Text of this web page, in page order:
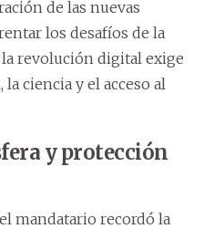
de las nuevas
los desafíos de la
revolución digital exige
ciencia y el acceso al
y protección
mandatario recordó la